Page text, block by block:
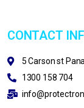
CONTACT
5 Carson st
1300 158 704